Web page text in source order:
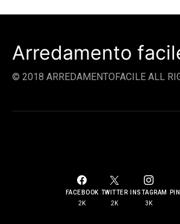
Arredamento
© 2018 ARREDAMENTOFACILE ALL
FACEBOOK
2K
TWITTER
2K
INSTAGRAM
3K